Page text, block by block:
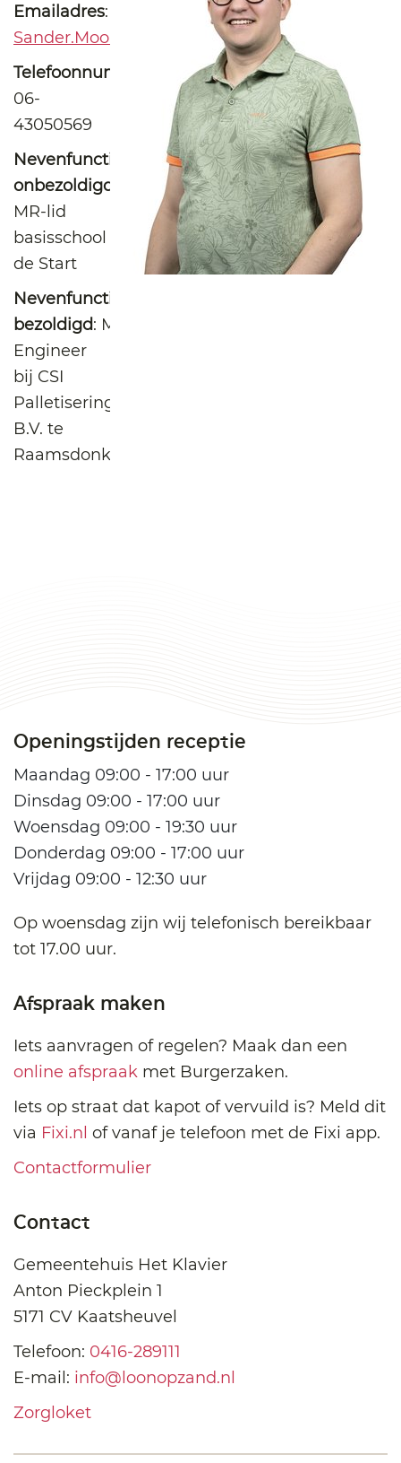
Emailadres:
Sander.Moolenschot@raadloonopzand.nl
Telefoonnummer
06-
43050569
Nevenfuncties
onbezoldigd
MR-lid
basisschool
de Start
Nevenfuncties
bezoldigd: Modification
Engineer
bij CSI
Palletisering
B.V. te
Raamsdonksveer
Openingstijden receptie
Maandag 09:00 - 17:00 uur
Dinsdag 09:00 - 17:00 uur
Woensdag 09:00 - 19:30 uur
Donderdag 09:00 - 17:00 uur
Vrijdag 09:00 - 12:30 uur
Op woensdag zijn wij telefonisch bereikbaar
tot 17.00 uur.
Afspraak maken
Iets aanvragen of regelen? Maak dan een
online afspraak met Burgerzaken.
Iets op straat dat kapot of vervuild is? Meld dit
via Fixi.nl of vanaf je telefoon met de Fixi app.
Contactformulier
Contact
Gemeentehuis Het Klavier
Anton Pieckplein 1
5171 CV Kaatsheuvel
Telefoon: 0416-289111
E-mail: info@loonopzand.nl
Zorgloket